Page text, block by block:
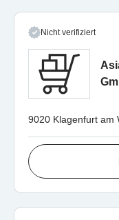
Nicht verifiziert
9020 Klagenfurt am